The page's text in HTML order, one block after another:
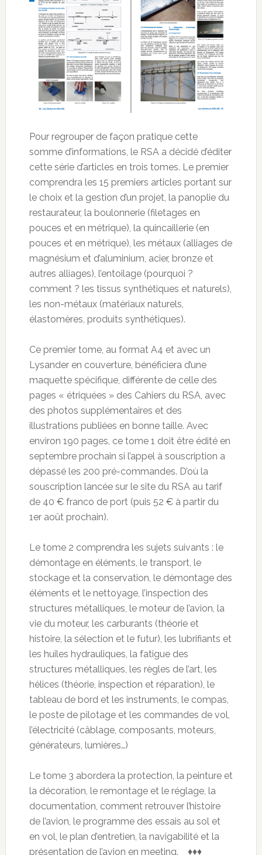
Pour regrouper de façon pratique cette
somme d’informations, le RSA a décidé d’éditer
cette série d’articles en trois tomes. Le premier
comprendra les 15 premiers articles portant sur
le choix et la gestion d’un projet, la panoplie du
restaurateur, la boulonnerie (filetages en
pouces et en métrique), la quincaillerie (en
pouces et en métrique), les métaux (alliages de
magnésium et d’aluminium, acier, bronze et
autres alliages), l’entoilage (pourquoi ?
comment ? les tissus synthétiques et naturels),
les non-métaux (matériaux naturels,
élastomères, produits synthétiques).
Ce premier tome, au format A4 et avec un
Lysander en couverture, bénéficiera d’une
maquette spécifique, différente de celle des
pages « étriquées » des Cahiers du RSA, avec
des photos supplémentaires et des
illustrations publiées en bonne taille. Avec
environ 190 pages, ce tome 1 doit être édité en
septembre prochain si l’appel à souscription a
dépassé les 200 pré-commandes. D’où la
souscription lancée sur le site du RSA au tarif
de 40 € franco de port (puis 52 € à partir du
1er août prochain).
Le tome 2 comprendra les sujets suivants : le
démontage en éléments, le transport, le
stockage et la conservation, le démontage des
éléments et le nettoyage, l’inspection des
structures métalliques, le moteur de l’avion, la
vie du moteur, les carburants (théorie et
histoire, la sélection et le futur), les lubrifiants et
les huiles hydrauliques, la fatigue des
structures métalliques, les règles de l’art, les
hélices (théorie, inspection et réparation), le
tableau de bord et les instruments, le compas,
le poste de pilotage et les commandes de vol,
l’électricité (câblage, composants, moteurs,
générateurs, lumières…)
Le tome 3 abordera la protection, la peinture et
la décoration, le remontage et le réglage, la
documentation, comment retrouver l’histoire
de l’avion, le programme des essais au sol et
en vol, le plan d’entretien, la navigabilité et la
présentation de l’avion en meeting. ♦♦♦